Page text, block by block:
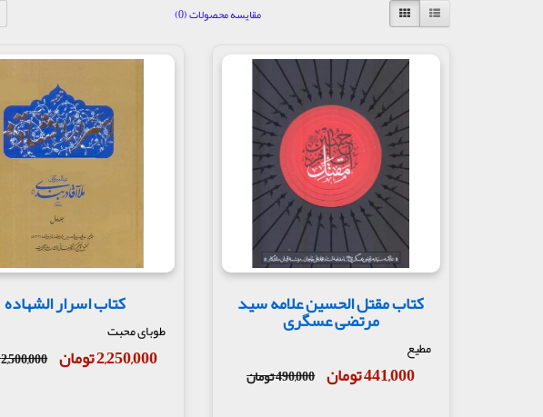
مقایسه محصولات (0)
کتاب مقتل الحسین علامه سید
مرتضی عسگری
مطیع
441,000 تومان 490,000 تومان
کتاب اسرار الشهاده
طوبای محبت
2,250,000 تومان 2,500,000 تومان